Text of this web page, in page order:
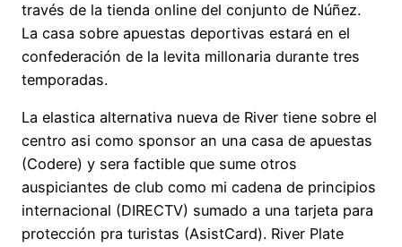
través de la tienda online del conjunto de Núñez.
La casa sobre apuestas deportivas estará en el
confederación de la levita millonaria durante tres
temporadas.
La elastica alternativa nueva de River tiene sobre el
centro asi como sponsor an una casa de apuestas
(Codere) y sera factible que sume otros
auspiciantes de club como mi cadena de principios
internacional (DIRECTV) sumado a una tarjeta para
protección pra turistas (AsistCard). River Plate